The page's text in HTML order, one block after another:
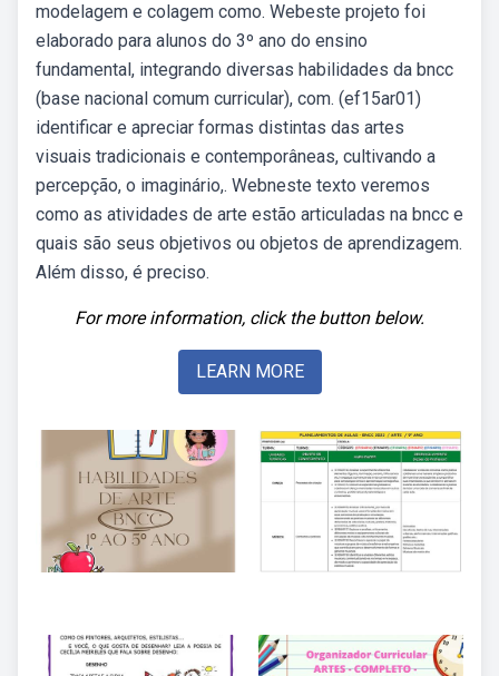
modelagem e colagem como. Webeste projeto foi
elaborado para alunos do 3º ano do ensino
fundamental, integrando diversas habilidades da bncc
(base nacional comum curricular), com. (ef15ar01)
identificar e apreciar formas distintas das artes
visuais tradicionais e contemporâneas, cultivando a
percepção, o imaginário,. Webneste texto veremos
como as atividades de arte estão articuladas na bncc e
quais são seus objetivos ou objetos de aprendizagem.
Além disso, é preciso.
For more information, click the button below.
LEARN MORE